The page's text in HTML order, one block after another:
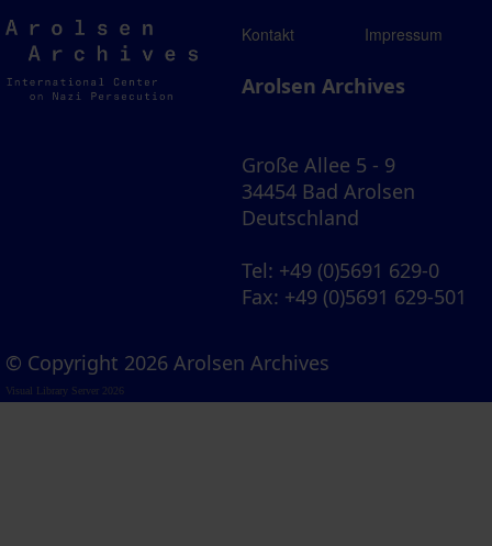
Arolsen
Archives
Kontakt Impressum
Arolsen Archives
Große Allee 5 - 9
34454 Bad Arolsen
Deutschland
Tel: +49 (0)5691 629-0
Fax: +49 (0)5691 629-501
© Copyright 2026 Arolsen Archives
Visual Library Server 2026